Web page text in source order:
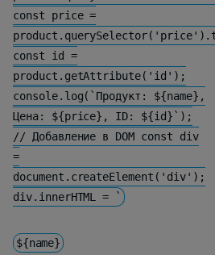
const price =
const id =
product.getAttribute('id');
console.log(`Продукт: ${name},
Цена: ${price}, ID: ${id}`);
// Добавление в DOM const div
=
document.createElement('div');
div.innerHTML = `
${name}